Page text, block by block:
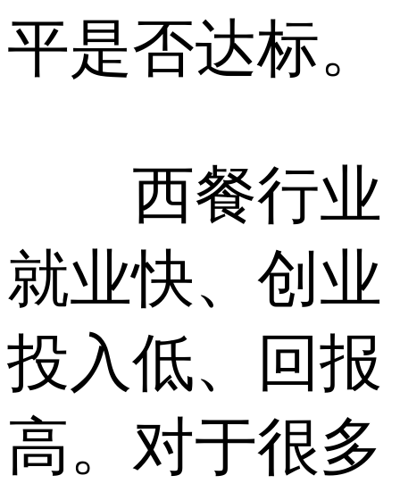
平是否达标。
西餐行业
就业快、创业
投入低、回报
高。对于很多